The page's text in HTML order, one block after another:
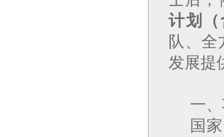
计划
（
队 、 全
发展提
一
国